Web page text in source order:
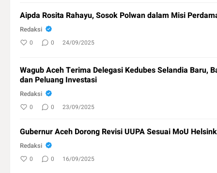
Aipda Rosita Rahayu, Sosok Polwan dalam Misi
Redaksi
0 0 24/09/2025
Wagub Aceh Terima Delegasi Kedubes Selandia Baru,
dan Peluang Investasi
Redaksi
0 0 23/09/2025
Gubernur Aceh Dorong Revisi UUPA Sesuai MoU
Redaksi
0 0 16/09/2025